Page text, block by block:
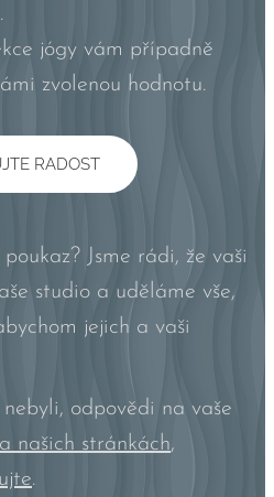
jógy vám případně
zvolenou hodnotu.
RADOST
Jsme rádi, že vaši
studio a uděláme vše,
jejich a vaši
odpovědi na vaše
našich stránkách,
.